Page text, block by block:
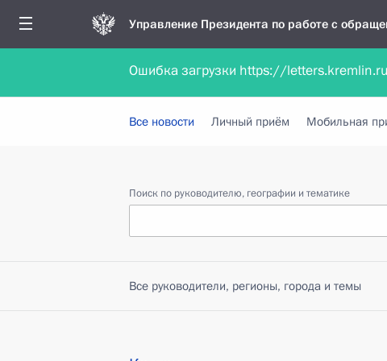
Управление Президента по работе с
Обратиться в форме электронного документа
Все новости Личный приём Мобильная
Поиск по руководителю, географии и тематике
Все руководители, регионы, города и темы
Ошибка загрузки https://